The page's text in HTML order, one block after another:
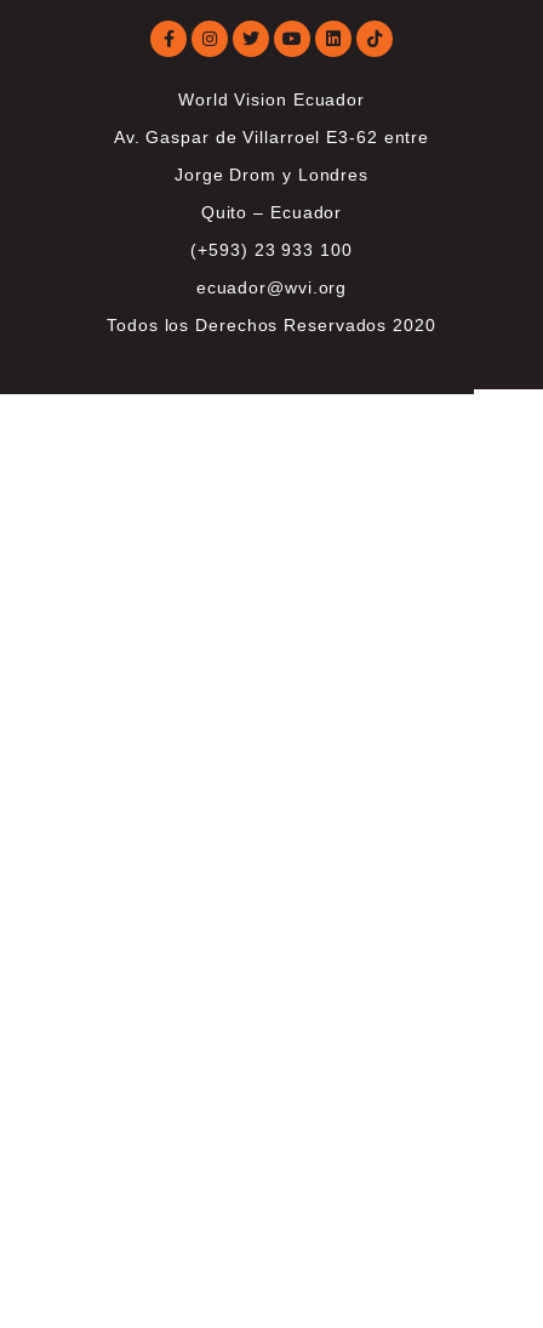
World Vision Ecuador
Av. Gaspar de Villarroel E3-62 entre
Jorge Drom y Londres
Quito – Ecuador
(+593) 23 933 100
ecuador@wvi.org
Todos los Derechos Reservados 2020